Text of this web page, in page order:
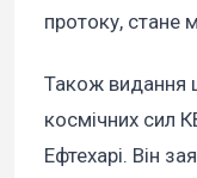
протоку, стане
Також видання
космічних сил
Ефтехарі. Він